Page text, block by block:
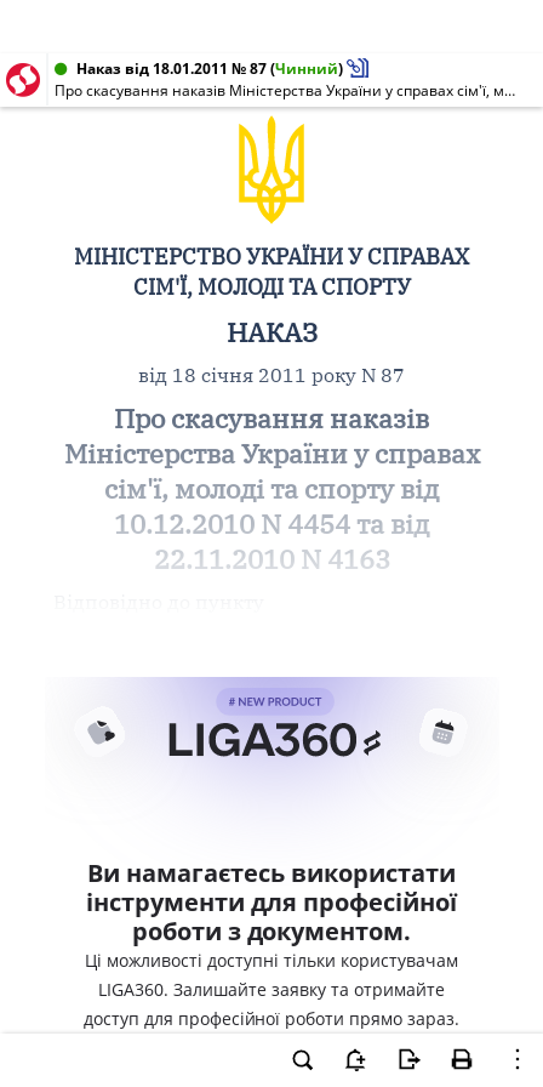
Наказ від 18.01.2011 № 87(Чинний)
Про скасування наказів Міністерства України у справах сім'ї, молоді та спорту від 10.12.2010 N 4454 та від 22.11.2010 N 4163
МІНІСТЕРСТВО УКРАЇНИ У СПРАВАХ
СІМ'Ї, МОЛОДІ ТА СПОРТУ
НАКАЗ
від 18 січня 2011 року N 87
Про скасування наказів
Міністерства України у справах
сім'ї, молоді та спорту від
10.12.2010 N 4454 та від
22.11.2010 N 4163
Ви намагаєтесь використати
інструменти для професійної
роботи з документом.
Ці можливості доступні тільки користувачам
LIGA360. Залишайте заявку та отримайте
доступ для професійної роботи прямо зараз.